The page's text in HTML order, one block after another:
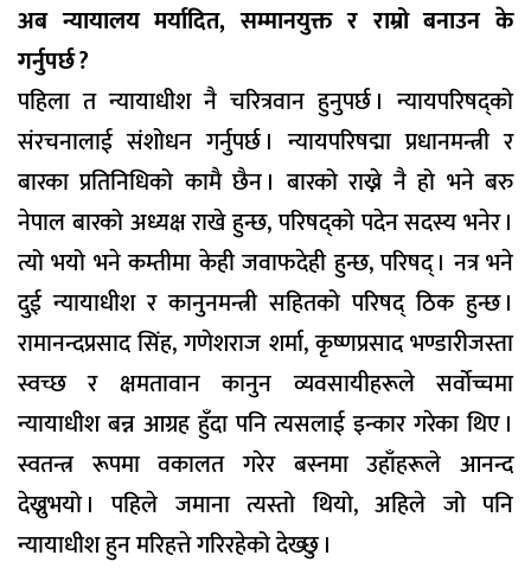
अब न्यायालय मर्यादित, सम्मानयुक्त र राम्रो बनाउन के
गर्नुपर्छ ?
पहिला त न्यायाधीश नै चरित्रवान हुनुपर्छ । न्यायपरिषद्को
संरचनालाई संशोधन गर्नुपर्छ । न्यायपरिषद्मा प्रधानमन्त्री र
बारका प्रतिनिधिको कामै छैन । बारको राख्ने नै हो भने बरु
नेपाल बारको अध्यक्ष राखे हुन्छ, परिषद्को पदेन सदस्य भनेर ।
त्यो भयो भने कम्तीमा केही जवाफदेही हुन्छ, परिषद् । नत्र भने
दुई न्यायाधीश र कानुनमन्त्री सहितको परिषद् ठिक हुन्छ ।
रामानन्दप्रसाद सिंह, गणेशराज शर्मा, कृष्णप्रसाद भण्डारीजस्ता
स्वच्छ र क्षमतावान कानुन व्यवसायीहरूले सर्वाेच्चमा
न्यायाधीश बन्न आग्रह हुँदा पनि त्यसलाई इन्कार गरेका थिए ।
स्वतन्त्र रूपमा वकालत गरेर बस्नमा उहाँहरूले आनन्द
देख्नुभयो । पहिले जमाना त्यस्तो थियो, अहिले जो पनि
न्यायाधीश हुन मरिहत्ते गरिरहेको देख्छु ।